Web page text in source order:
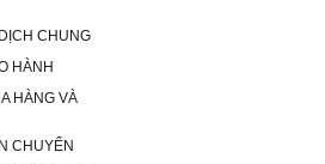
CHUNG
HÀNH
HÀNG VÀ
CHUYỂN